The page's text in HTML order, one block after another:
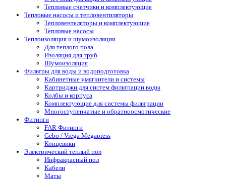
Тепловые счетчики и комплектующие
Тепловые насосы и тепловентиляторы
Тепловентеляторы и комплектующие
Тепловые насосы
Теплоизоляция и шумоизоляция
Для теплого пола
Изоляция для труб
Шумоизоляция
Фильтры для воды и водоподготовка
Кабинетные умягчители и системы
Картриджи для систем фильтрации воды
Колбы и корпуса
Комплектующие для системы фильтрации
Многоступенчатые и обратноосмотические
Фитинги
FAR Фитинги
Gebo / Viega Megapress
Концевики
Электрический теплый пол
Инфракрасный пол
Кабели
Маты